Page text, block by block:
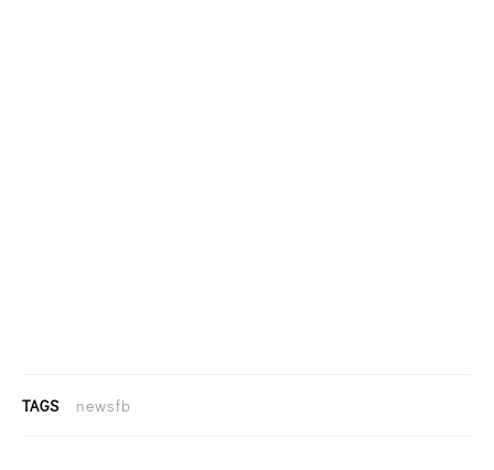
TAGS newsfb